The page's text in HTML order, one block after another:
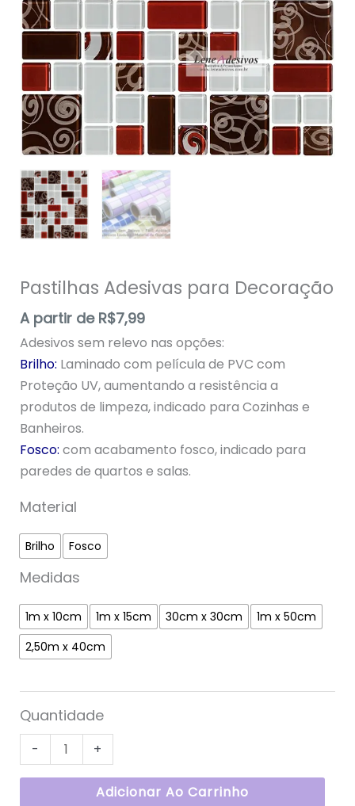
Pastilhas Adesivas para Decoração
A partir de R$7,99
Adesivos sem relevo nas opções:
Brilho: Laminado com película de PVC com
Proteção UV, aumentando a resistência a
produtos de limpeza, indicado para Cozinhas e
Banheiros.
Fosco: com acabamento fosco, indicado para
paredes de quartos e salas.
Material
Brilho Fosco
Medidas
1m x 10cm 1m x 15cm 30cm x 30cm
1m x 50cm
2,50m x 40cm
Quantidade
- +
Adicionar Ao Carrinho